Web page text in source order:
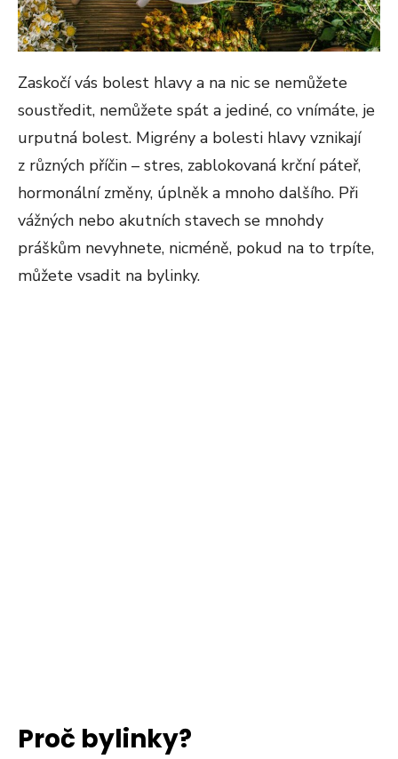
Zaskočí vás bolest hlavy a na nic se nemůžete
soustředit, nemůžete spát a jediné, co vnímáte, je
urputná bolest. Migrény a bolesti hlavy vznikají
z různých příčin – stres, zablokovaná krční páteř,
hormonální změny, úplněk a mnoho dalšího. Při
vážných nebo akutních stavech se mnohdy
práškům nevyhnete, nicméně, pokud na to trpíte,
můžete vsadit na bylinky.
Proč bylinky?